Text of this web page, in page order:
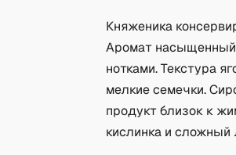
Княженика
Аромат
нотками. Текстура
мелкие семечки.
продукт близок к
кислинка и сложный